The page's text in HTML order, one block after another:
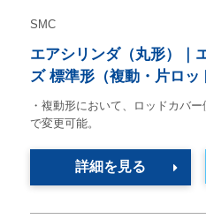
SMC
エアシリンダ（丸形）｜
ズ 標準形（複動・片ロッ
・複動形において、ロッドカバ
で変更可能。
詳細を見る